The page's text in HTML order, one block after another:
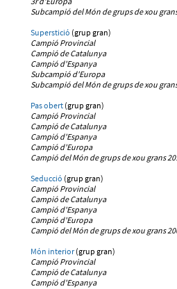
Subcampió del Món de grups de xou
Superstició (grup gran)
Campió Provincial
Campió de Catalunya
Campió d'Espanya
Subcampió d'Europa
Subcampió del Món de grups de xou
Pas obert(grup gran)
Campió Provincial
Campió de Catalunya
Campió d'Espanya
Campió d'Europa
Campió del Món de grups de xou grans
Seducció (grup gran)
Campió Provincial
Campió de Catalunya
Campió d'Espanya
Campió d'Europa
Campió del Món de grups de xou grans
Món interior(grup gran)
Campió Provincial
Campió de Catalunya
Campió d'Espanya